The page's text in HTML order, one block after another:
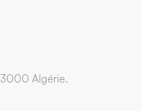
Algérie.